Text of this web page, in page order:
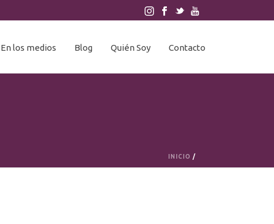
En los medios Blog Quién Soy Contacto
INICIO /